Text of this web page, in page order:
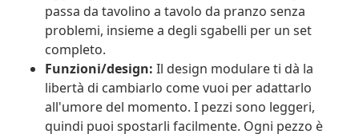
passa da tavolino a tavolo da pranzo senza
problemi, insieme a degli sgabelli per un set
completo.
Funzioni/design: Il design modulare ti dà la
libertà di cambiarlo come vuoi per adattarlo
all'umore del momento. I pezzi sono leggeri,
quindi puoi spostarli facilmente. Ogni pezzo è